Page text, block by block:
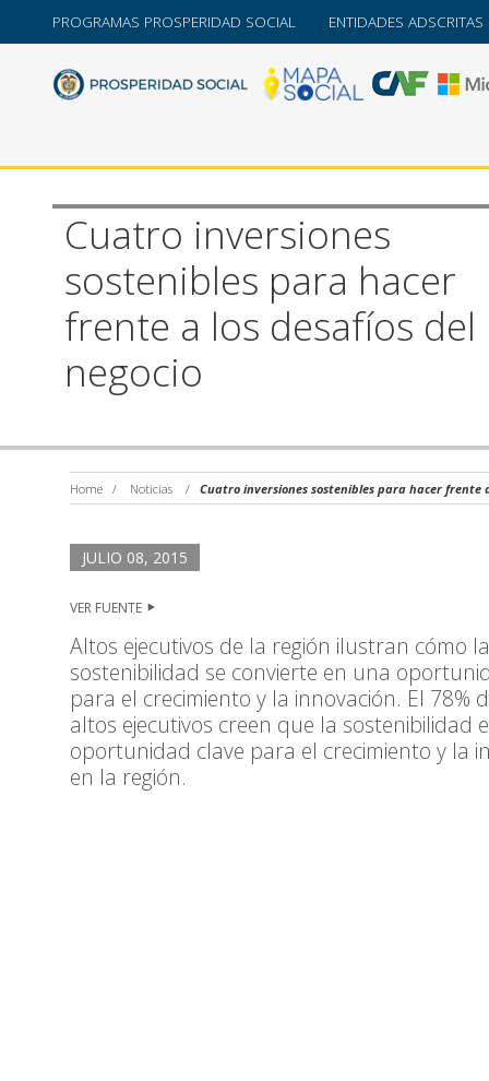
PROGRAMAS PROSPERIDAD SOCIAL ENTIDADES ADSCRITAS
Cuatro inversiones
sostenibles para hacer
frente a los desafíos del
negocio
Home / Noticias / Cuatro inversiones sostenibles para hacer frente
JULIO 08, 2015
VER FUENTE
Altos ejecutivos de la región ilustran cómo la
sostenibilidad se convierte en una
para el crecimiento y la innovación. El 78%
altos ejecutivos creen que la sostenibilidad
oportunidad clave para el crecimiento y la
en la región.